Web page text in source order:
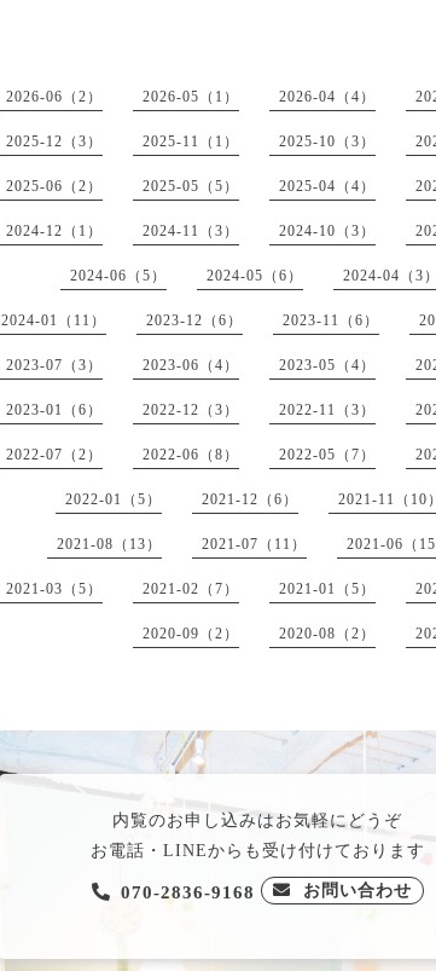
2026-06（2） 2026-05（1） 2026-04（4）
2025-12（3） 2025-11（1） 2025-10（3）
2025-06（2） 2025-05（5） 2025-04（4）
2024-12（1） 2024-11（3） 2024-10（3）
2024-06（5） 2024-05（6） 2024-04（3）
2024-01（11） 2023-12（6） 2023-11（6）
2023-07（3） 2023-06（4） 2023-05（4）
2023-01（6） 2022-12（3） 2022-11（3）
2022-07（2） 2022-06（8） 2022-05（7）
2022-01（5） 2021-12（6） 2021-11（10）
2021-08（13） 2021-07（11） 2021-06（15
2021-03（5） 2021-02（7） 2021-01（5）
2020-09（2） 2020-08（2）
内覧のお申し込みはお気軽にどうぞ
お電話・LINEからも受け付けております
070-2836-9168 お問い合わせ